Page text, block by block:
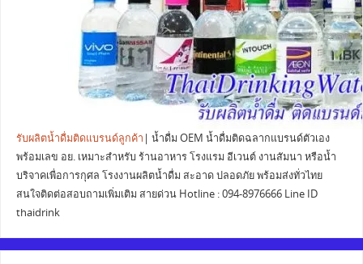
รับผลิตน้ำดื่มติดแบรนด์ลูกค้า | น้ำดื่ม OEM น้ำดื่มติดฉลากแบรนด์ตัวเอง
พร้อมเลข อย. เหมาะสำหรับ ร้านอาหาร โรงแรม อีเวนต์ งานสัมนา หรือน้ำ
บริจาคเพื่อการกุศล โรงงานผลิตน้ำดื่ม สะอาด ปลอดภัย พร้อมส่งทั่วไทย
สนใจติดต่อสอบถามเพิ่มเติม สายด่วน Hotline : 094-8976666 Line ID
thaidrink